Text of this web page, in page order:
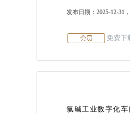
发布日期：2025-12-31
免费下
氯碱工业数字化